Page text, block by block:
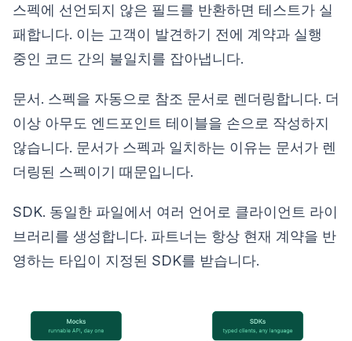
스펙에 선언되지 않은 필드를 반환하면 테스트가 실
패합니다. 이는 고객이 발견하기 전에 계약과 실행
중인 코드 간의 불일치를 잡아냅니다.
문서. 스펙을 자동으로 참조 문서로 렌더링합니다. 더
이상 아무도 엔드포인트 테이블을 손으로 작성하지
않습니다. 문서가 스펙과 일치하는 이유는 문서가 렌
더링된 스펙이기 때문입니다.
SDK. 동일한 파일에서 여러 언어로 클라이언트 라이
브러리를 생성합니다. 파트너는 항상 현재 계약을 반
영하는 타입이 지정된 SDK를 받습니다.